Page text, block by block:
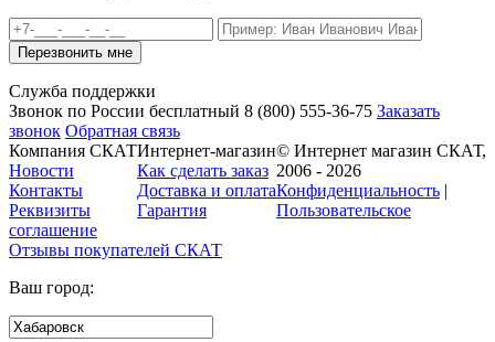
Служба поддержки
Звонок по России бесплатный 8 (800) 555-36-75 Заказать
звонок Обратная связь
Компания СКАТ
Новости
Контакты
Реквизиты
Интернет-магазин
Как сделать заказ
Доставка и оплата
Гарантия
© Интернет магазин СКАТ,
2006 - 2026
Конфиденциальность |
Пользовательское
соглашение
Отзывы покупателей СКАТ
Ваш город: